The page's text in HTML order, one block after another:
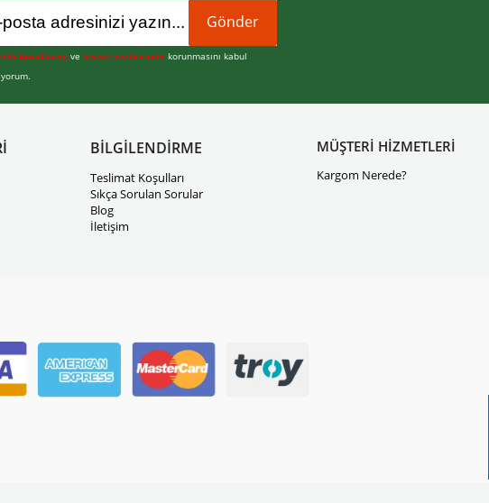
Gönder
koşullarını vekişisel verilerimin korunmasını kabul
BİLGİLENDİRME
Teslimat Koşulları
Sıkça Sorulan Sorular
Blog
İletişim
MÜŞTERİ HİZMETLERİ
Kargom Nerede?